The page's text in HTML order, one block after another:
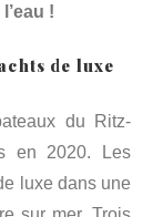
!
de luxe
du Ritz-
en 2020. Les
luxe dans une